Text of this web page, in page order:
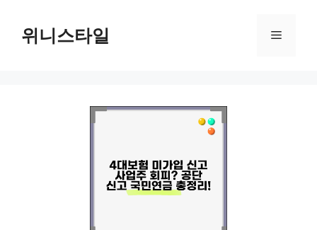
위니스타일 메